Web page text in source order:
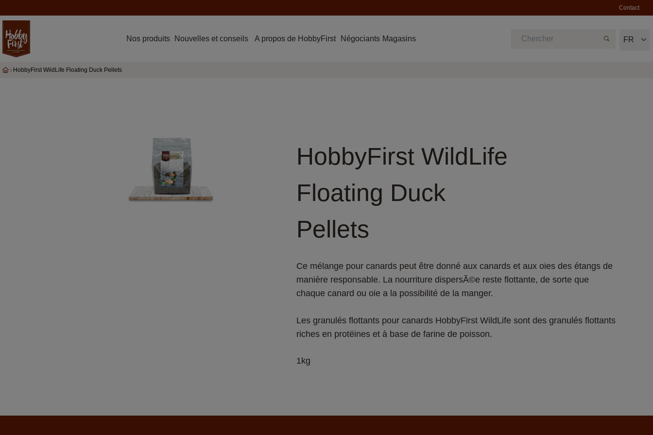
Contact
Nos produits Nouvelles et conseils A propos de HobbyFirst Négociants Magasins FR
HobbyFirst WildLife Floating Duck Pellets
HobbyFirst WildLife
Floating Duck
Pellets
Ce mélange pour canards peut être donné aux canards et aux oies des étangs de
manière responsable. La nourriture dispersÃ©e reste flottante, de sorte que
Les granulés flottants pour canards HobbyFirst WildLife sont des granulés flottants
riches en protëines et à base de farine de poisson.
1kg